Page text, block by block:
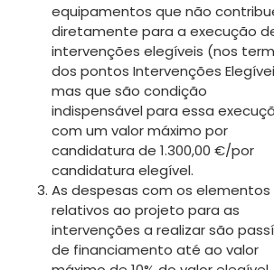
equipamentos que não
diretamente para a execução
intervenções elegíveis (nos
dos pontos Intervenções
mas que são condição
indispensável para essa
com um valor máximo por
candidatura de 1.300,00 €/por
candidatura elegível.
As despesas com os elementos
relativos ao projeto para as
intervenções a realizar são
de financiamento até ao valor